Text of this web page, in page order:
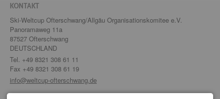
KONTAKT
Ski-Weltcup Ofterschwang/Allgäu Organisationskomitee e.V.
Panoramaweg 11a
87527 Ofterschwang
DEUTSCHLAND
Tel. +49 8321 308 61 11
Fax +49 8321 308 61 19
info@weltcup-ofterschwang.de